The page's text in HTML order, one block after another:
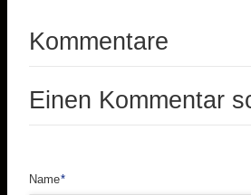
Kommentare
Einen Kommentar
Pflichtfeld
Name*